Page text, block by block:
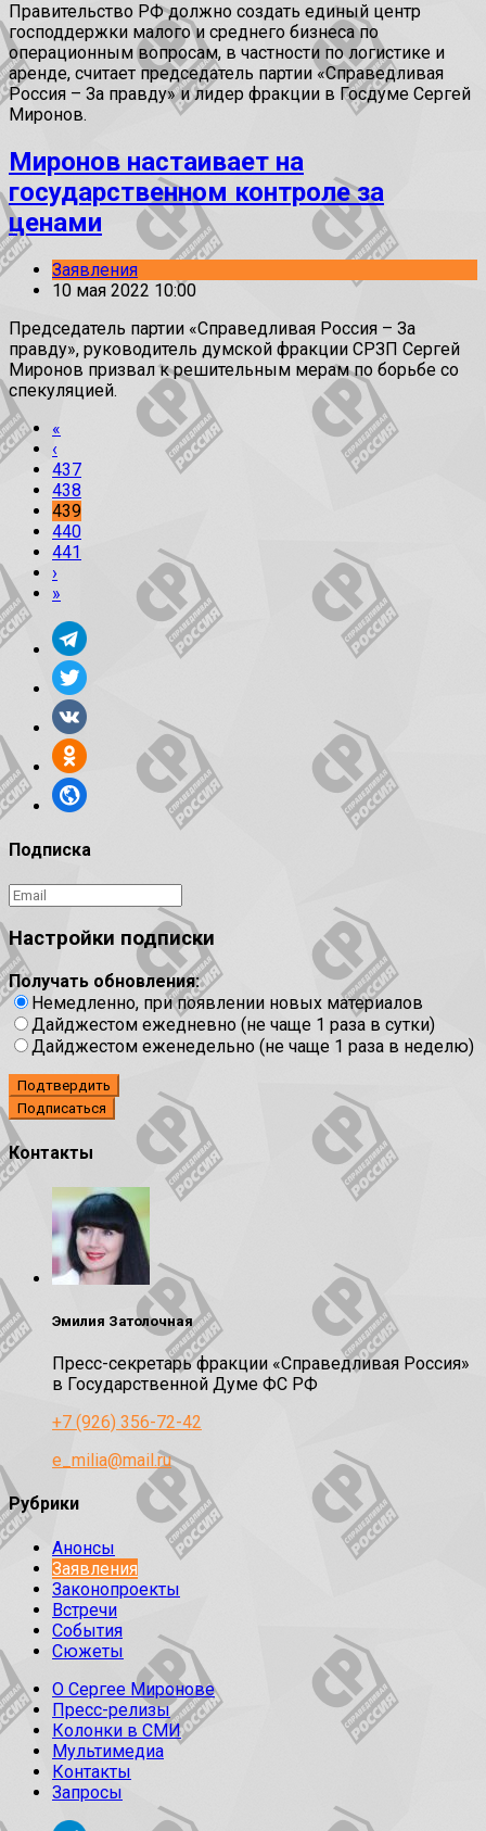
Правительство РФ должно создать единый центр
господдержки малого и среднего бизнеса по
операционным вопросам, в частности по логистике и
аренде, считает председатель партии «Справедливая
Россия – За правду» и лидер фракции в Госдуме Сергей
Миронов.
Миронов настаивает на
государственном контроле за
ценами
Заявления
10 мая 2022 10:00
Председатель партии «Справедливая Россия – За
правду», руководитель думской фракции СРЗП Сергей
Миронов призвал к решительным мерам по борьбе со
спекуляцией.
«
‹
437
438
439
440
441
›
»
Подписка
Настройки подписки
Получать обновления:
Немедленно, при появлении новых материалов
Дайджестом ежедневно (не чаще 1 раза в сутки)
Дайджестом еженедельно (не чаще 1 раза в неделю)
Подтвердить
Контакты
Эмилия Затолочная
Пресс-секретарь фракции «Справедливая Россия»
в Государственной Думе ФС РФ
+7 (926) 356-72-42
e_milia@mail.ru
Рубрики
Анонсы
Заявления
Законопроекты
Встречи
События
Сюжеты
О Сергее Миронове
Пресс-релизы
Колонки в СМИ
Мультимедиа
Контакты
Запросы